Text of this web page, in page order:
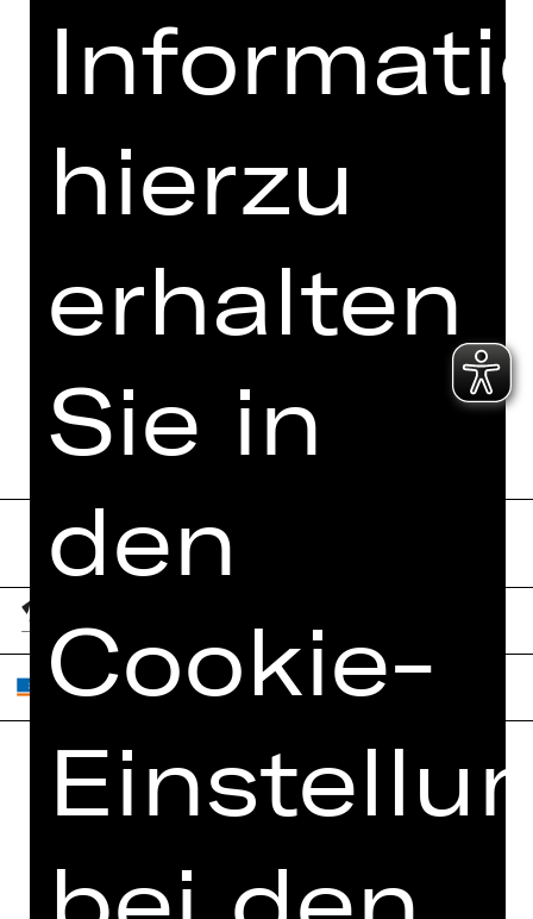
einverstanden.
Ich akzeptiere die
Hier sind 3 Wörter zu sehen.
Welches ist das letzte Wort?
er an
Bestellung jetzt absenden
Künstler*innen
Jobs
ZVB/L
hierzu
erhalten
Sie in
den
Cookie-